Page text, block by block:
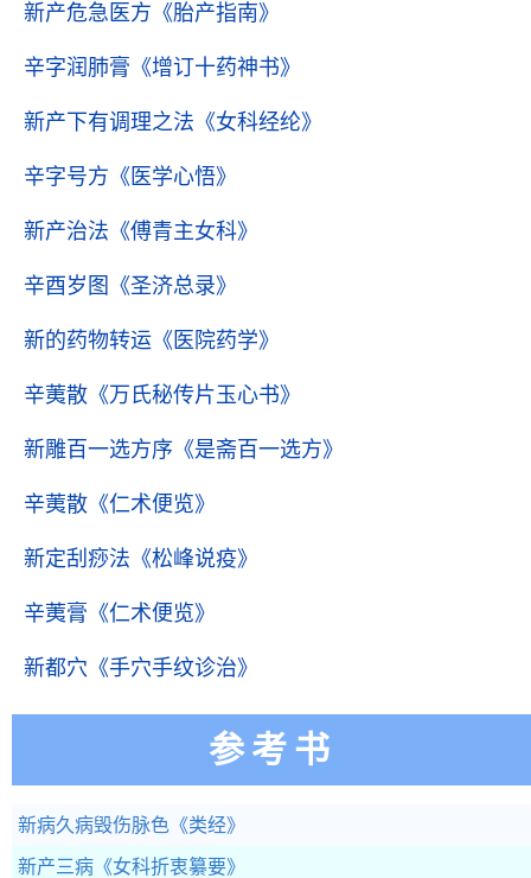
新产危急医方 《胎产指南》
辛字润肺膏 《增订十药神书》
新产下有调理之法 《女科经纶》
辛字号方 《医学心悟》
新产治法 《傅青主女科》
辛酉岁图 《圣济总录》
新的药物转运 《医院药学》
辛荑散 《万氏秘传片玉心书》
新雕百一选方序 《是斋百一选方》
辛荑散 《仁术便览》
新定刮痧法 《松峰说疫》
辛荑膏 《仁术便览》
新都穴 《手穴手纹诊治》
参考书
新病久病毁伤脉色 《类经》
新产三病 《女科折衷纂要》